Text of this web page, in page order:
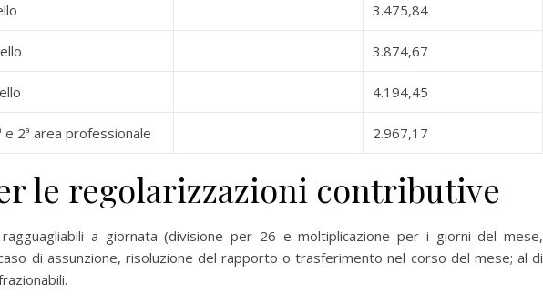
3.475,84
3.874,67
4.194,45
e 2ª area professionale 2.967,17
le regolarizzazioni contributive
a giornata (divisione per 26 e moltiplicazione per i giorni del mese,
di assunzione, risoluzione del rapporto o trasferimento nel corso del mese; al di